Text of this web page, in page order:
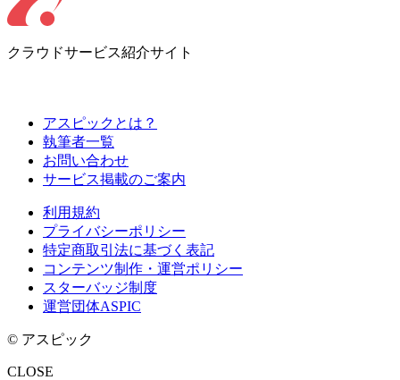
クラウドサービス紹介サイト
アスピックとは？
執筆者一覧
お問い合わせ
サービス掲載のご案内
利用規約
プライバシーポリシー
特定商取引法に基づく表記
コンテンツ制作・運営ポリシー
スターバッジ制度
運営団体ASPIC
© アスピック
CLOSE